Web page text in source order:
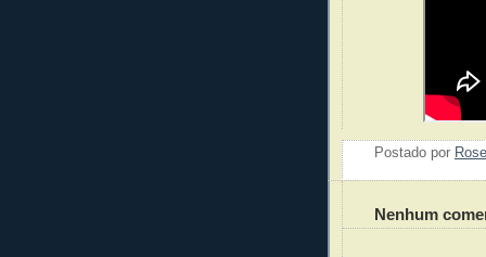
Postado por Rose
Nenhum